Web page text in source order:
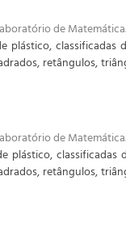
de Matemática.
classificadas
retângulos,
de Matemática.
classificadas
retângulos,